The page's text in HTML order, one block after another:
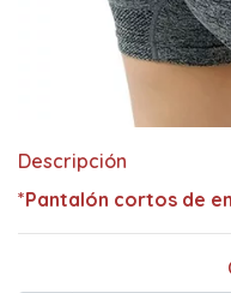
Descripción
*Pantalón cortos de